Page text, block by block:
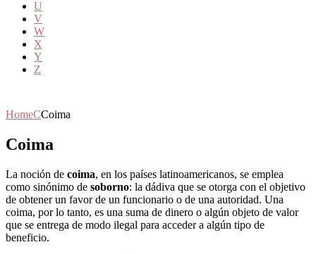
U
V
W
X
Y
Z
HomeCCoima
Coima
La noción de coima, en los países latinoamericanos, se emplea
como sinónimo de soborno: la dádiva que se otorga con el objetivo
de obtener un favor de un funcionario o de una autoridad. Una
coima, por lo tanto, es una suma de dinero o algún objeto de valor
que se entrega de modo ilegal para acceder a algún tipo de
beneficio.